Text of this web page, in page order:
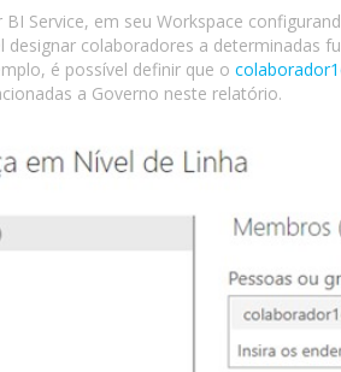
Service, em seu Workspace
designar colaboradores a determinadas
é possível definir que o
a Governo neste relatório.